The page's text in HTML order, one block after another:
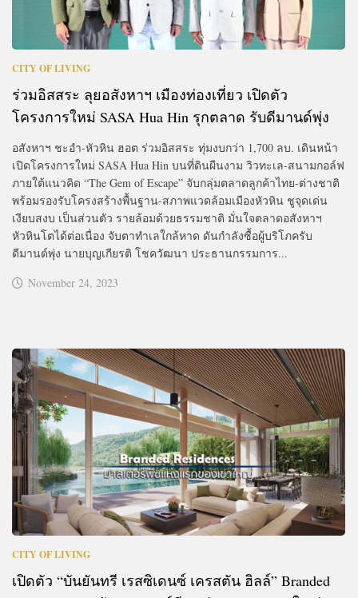
CITY OF LIVING
ร่วมอิสสระ ลุยอสังหาฯ เมืองท่องเที่ยว เปิดตัว
โครงการใหม่ SASA Hua Hin รุกตลาด รับดีมานด์พุ่ง
อสังหาฯ ชะอำ-หัวหิน ฮอต ร่วมอิสสระ ทุ่มงบกว่า 1,700 ลบ. เดินหน้า
เปิดโครงการใหม่ SASA Hua Hin บนที่ดินผืนงาม วิวทะเล-สนามกอล์ฟ
ภายใต้แนวคิด “The Gem of Escape” จับกลุ่มตลาดลูกค้าไทย-ต่างชาติ
พร้อมรองรับโครงสร้างพื้นฐาน-สภาพแวดล้อมเมืองหัวหิน ชูจุดเด่น
เงียบสงบ เป็นส่วนตัว รายล้อมด้วยธรรมชาติ มั่นใจตลาดอสังหาฯ
หัวหินโตได้ต่อเนื่อง จับตาทำเลใกล้หาด ดันกำลังซื้อผู้บริโภครับ
ดีมานด์พุ่ง นายบุญเกียรติ โชควัฒนา ประธานกรรมการ...
November 24, 2023
CITY OF LIVING
เปิดตัว “บันยันทรี เรสซิเดนซ์ เครสตัน ฮิลล์” Branded